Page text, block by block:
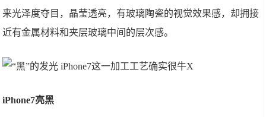
来光泽度夺目，晶莹透亮，有玻璃陶瓷的视觉效果感，却拥接
近有金属材料和夹层玻璃中间的层次感。
iPhone7亮黑